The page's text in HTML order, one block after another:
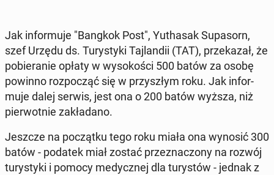
Jak in­for­mu­je "Bangkok Post", Yutha­sak Su­pa­sorn,
szef Urzędu ds. Tu­ry­sty­ki Taj­lan­dii (TAT), prze­ka­zał, że
po­bie­ra­nie opłaty w wy­so­ko­ści 500 batów za osobę
powinno roz­po­cząć się w przy­szłym roku. Jak in­for­
mu­je dalej serwis, jest ona o 200 batów wyższa, niż
pier­wot­nie za­kła­da­no.
Jeszcze na po­cząt­ku tego roku miała ona wynosić 300
batów - podatek miał zostać prze­zna­czo­ny na rozwój
tu­ry­sty­ki i pomocy me­dycz­nej dla tu­ry­stów - jednak z